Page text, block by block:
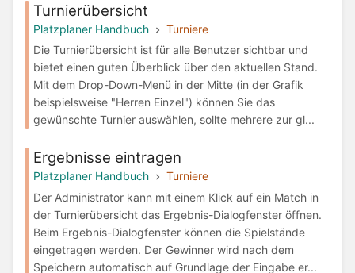
Turnierübersicht
Platzplaner Handbuch
Turniere
Die Turnierübersicht ist für alle Benutzer sichtbar und
bietet einen guten Überblick über den aktuellen Stand.
Mit dem Drop-Down-Menü in der Mitte (in der Grafik
beispielsweise "Herren Einzel") können Sie das
gewünschte Turnier auswählen, sollte mehrere zur gl...
Ergebnisse eintragen
Platzplaner Handbuch
Turniere
Der Administrator kann mit einem Klick auf ein Match in
der Turnierübersicht das Ergebnis-Dialogfenster öffnen.
Beim Ergebnis-Dialogfenster können die Spielstände
eingetragen werden. Der Gewinner wird nach dem
Speichern automatisch auf Grundlage der Eingabe er...